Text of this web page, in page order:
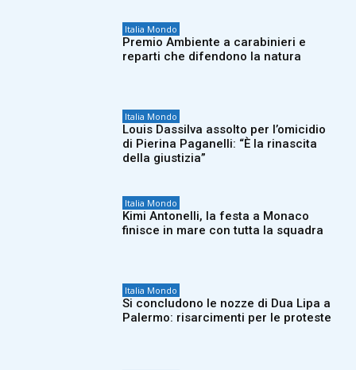
Italia Mondo
Premio Ambiente a carabinieri e
reparti che difendono la natura
Italia Mondo
Louis Dassilva assolto per l’omicidio
di Pierina Paganelli: “È la rinascita
della giustizia”
Italia Mondo
Kimi Antonelli, la festa a Monaco
finisce in mare con tutta la squadra
Italia Mondo
Si concludono le nozze di Dua Lipa a
Palermo: risarcimenti per le proteste